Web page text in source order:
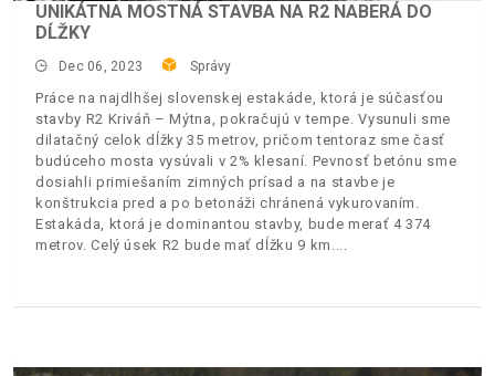
UNIKÁTNA MOSTNÁ STAVBA NA R2 NABERÁ DO
DĹŽKY
Dec 06, 2023 Správy
Práce na najdlhšej slovenskej estakáde, ktorá je súčasťou
stavby R2 Kriváň – Mýtna, pokračujú v tempe. Vysunuli sme
dilatačný celok dĺžky 35 metrov, pričom tentoraz sme časť
budúceho mosta vysúvali v 2% klesaní. Pevnosť betónu sme
dosiahli primiešaním zimných prísad a na stavbe je
konštrukcia pred a po betonáži chránená vykurovaním.
Estakáda, ktorá je dominantou stavby, bude merať 4 374
metrov. Celý úsek R2 bude mať dĺžku 9 km.